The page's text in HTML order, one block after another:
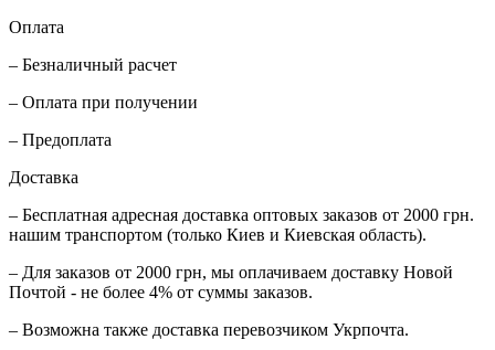
Оплата
– Безналичный расчет
– Оплата при получении
– Предоплата
Доставка
– Бесплатная адресная доставка оптовых заказов от 2000 грн.
нашим транспортом (только Киев и Киевская область).
– Для заказов от 2000 грн, мы оплачиваем доставку Новой
Почтой - не более 4% от суммы заказов.
– Возможна также доставка перевозчиком Укрпочта.